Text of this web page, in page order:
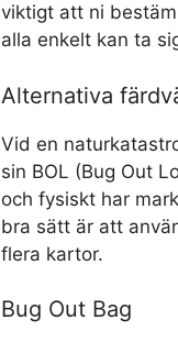
viktigt att ni
alla enkelt kan ta
Alternativa
Vid en
sin BOL (Bug Out
och fysiskt har
bra sätt är att
flera kartor.
Bug Out Bag